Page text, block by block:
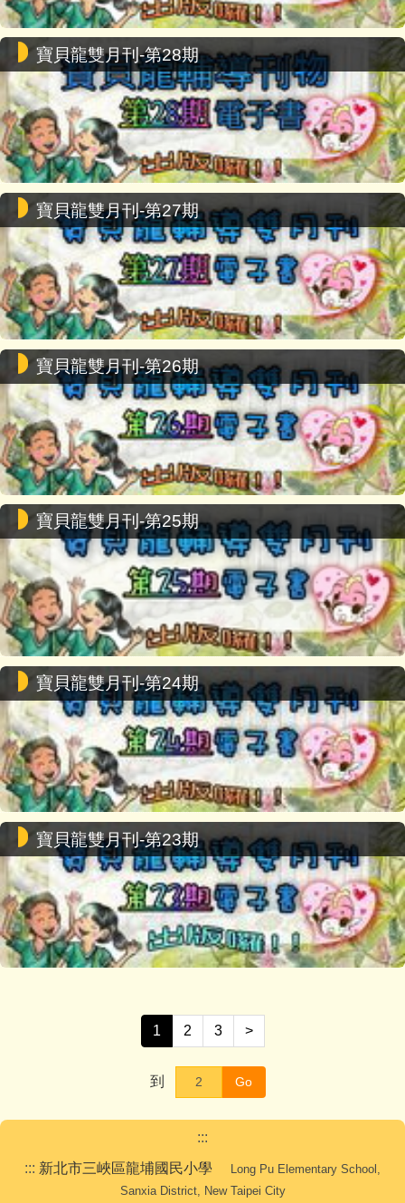
寶貝龍雙月刊-第28期
寶貝龍雙月刊-第27期
寶貝龍雙月刊-第26期
寶貝龍雙月刊-第25期
寶貝龍雙月刊-第24期
寶貝龍雙月刊-第23期
1 2 3 >
到 Go
:::
::: 新北市三峽區龍埔國民小學
Long Pu Elementary School,
Sanxia District, New Taipei City